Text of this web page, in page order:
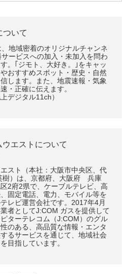
ついて
、地域密着のオリジナルチャンネ
ービスへの加入・未加入を問わ
。｢ジモト、大好き。｣をキャッ
おすすめスポット・歴史・自然
します。また、地震速報・気象
・正確に伝えます。
デジタル11ch）
エストについて
スト（本社：大阪市中央区、代
樹）は、京都府、大阪府 兵庫
2府2県で、ケーブルテレビ、高
固定電話、電力、モバイル等を
レビ運営会社です。2017年4月
者としてJ:COM ガスを提供して
ターテレコム（J:COM）のグル
のある、高品質な情報・エンタ
るサービスを通じて、地域社会
目指しています。